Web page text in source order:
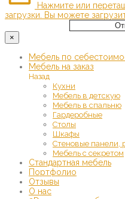
Нажмите или
загрузки.
Вы можете
×
Мебель по
Мебель на заказ
Назад
Кухни
Мебель в детскую
Мебель в спальню
Гардеробные
Столы
Шкафы
Стеновые панели,
Мебель с секретом
Стандартная мебель
Портфолио
Отзывы
О нас